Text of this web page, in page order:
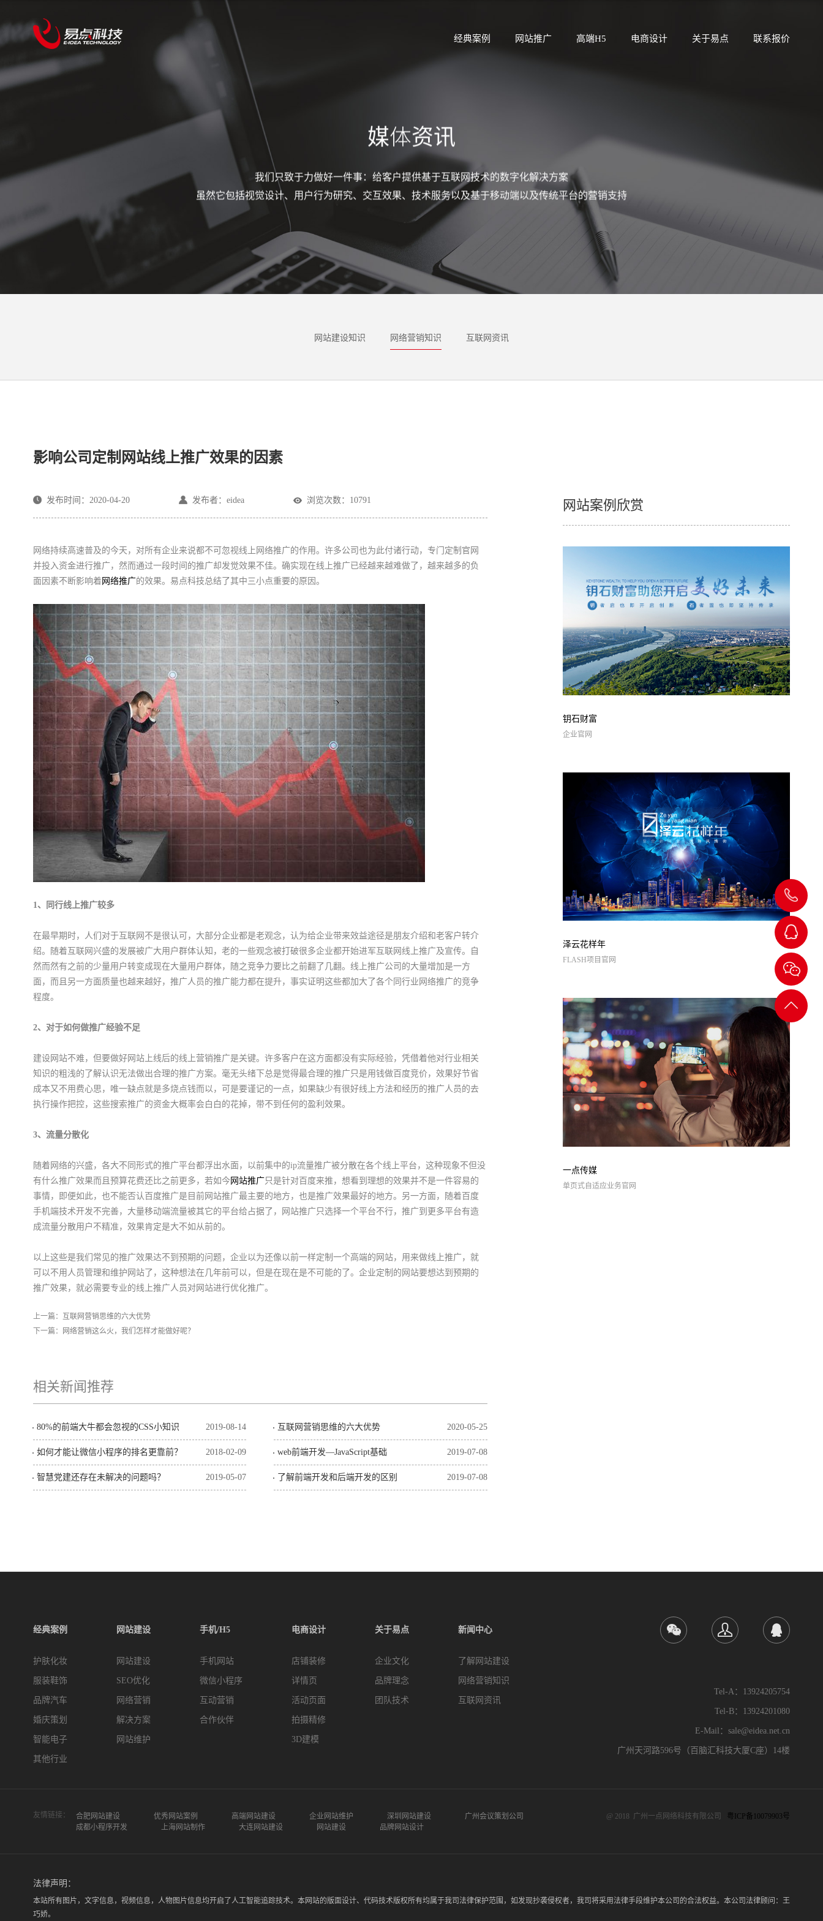
经典案例 网站推广 高端H5 电商设计 关于易点 联系报价
139-
24205754
杨小
刘经
返回
顶部
媒体资讯
我们只致于力做好一件事：给客户提供基于互联网技术的数字化解决方案
虽然它包括视觉设计、用户行为研究、交互效果、技术服务以及基于移动端以及传统平台的营销支持
网站建设知识 网络营销知识 互联网资讯
影响公司定制网站线上推广效果的因素
发布时间：2020-04-20 发布者：eidea 浏览次数：10791
网络持续高速普及的今天，对所有企业来说都不可忽视线上网络推广的作用。许多公司也为此付诸行动，专门定制官网
并投入资金进行推广，然而通过一段时间的推广却发觉效果不佳。确实现在线上推广已经越来越难做了，越来越多的负
面因素不断影响着 网络推广的效果。易点科技总结了其中三小点重要的原因。
1、同行线上推广较多
在最早期时，人们对于互联网不是很认可，大部分企业都是老观念，认为给企业带来效益途径是朋友介绍和老客户转介
绍。随着互联网兴盛的发展被广大用户群体认知，老的一些观念被打破很多企业都开始进军互联网线上推广及宣传。自
然而然有之前的少量用户转变成现在大量用户群体，随之竞争力要比之前翻了几翻。线上推广公司的大量增加是一方
面，而且另一方面质量也越来越好，推广人员的推广能力都在提升，事实证明这些都加大了各个同行业网络推广的竞争
程度。
2、对于如何做推广经验不足
建设网站不难，但要做好网站上线后的线上营销推广是关键。许多客户在这方面都没有实际经验，凭借着他对行业相关
知识的粗浅的了解认识无法做出合理的推广方案。毫无头绪下总是觉得最合理的推广只是用钱做百度竞价，效果好节省
成本又不用费心思，唯一缺点就是多烧点钱而以，可是要谨记的一点，如果缺少有很好线上方法和经历的推广人员的去
执行操作把控，这些搜索推广的资金大概率会白白的花掉，带不到任何的盈利效果。
3、流量分散化
随着网络的兴盛，各大不同形式的推广平台都浮出水面，以前集中的ip流量推广被分散在各个线上平台，这种现象不但没
有什么推广效果而且预算花费还比之前更多，若如今 网站推广只是针对百度来推，想看到理想的效果并不是一件容易的
事情，即便如此，也不能否认百度推广是目前网站推广最主要的地方，也是推广效果最好的地方。另一方面，随着百度
手机端技术开发不完善，大量移动端流量被其它的平台给占据了，网站推广只选择一个平台不行，推广到更多平台有造
成流量分散用户不精准，效果肯定是大不如从前的。
以上这些是我们常见的推广效果达不到预期的问题，企业以为还像以前一样定制一个高端的网站，用来做线上推广，就
可以不用人员管理和维护网站了，这种想法在几年前可以，但是在现在是不可能的了。企业定制的网站要想达到预期的
推广效果，就必需要专业的线上推广人员对网站进行优化推广。
上一篇：
互联网营销思维的六大优势
下一篇：
网络营销这么火，我们怎样才能做好呢？
相关新闻推荐
80%的前端大牛都会忽视的CSS小知识 2019-08-14 互联网营销思维的六大优势 2020-05-25
如何才能让微信小程序的排名更靠前？ 2018-02-09 web前端开发—JavaScript基础 2019-07-08
智慧党建还存在未解决的问题吗？ 2019-05-07 了解前端开发和后端开发的区别 2019-07-08
网站案例欣赏
钥石财富
企业官网
泽云花样年
FLASH项目官网
一点传媒
单页式自适应业务官网
经典案例
护肤化妆
服装鞋饰
品牌汽车
婚庆策划
智能电子
其他行业
网站建设
网站建设
SEO优化
网络营销
解决方案
网站维护
手机/H5
手机网站
微信小程序
互动营销
合作伙伴
电商设计
店铺装修
详情页
活动页面
拍摄精修
3D建模
关于易点
企业文化
品牌理念
团队技术
新闻中心
了解网站建设
网络营销知识
互联网资讯
Tel-A：13924205754
Tel-B：13924201080
E-Mail：sale@eidea.net.cn
广州天河路596号（百脑汇科技大厦C座）14楼
友情链接： 合肥网站建设 优秀网站案例 高端网站建设 企业网站维护 深圳网站建设
广州会议策划公司
成都小程序开发
上海网站制作 大连网站建设 网站建设 品牌网站设计
@ 2018 广州一点网络科技有限公司 粤ICP备10079903号
法律声明：
本站所有图片，文字信息，视频信息，人物图片信息均开启了人工智能追踪技术。本网站的版面设计、代码技术版权所有均属于我司法律保护范围，如发现抄袭侵权者，我司将采用法律手段维护本公司的合法权益。本公司法律顾问：王
巧娇。